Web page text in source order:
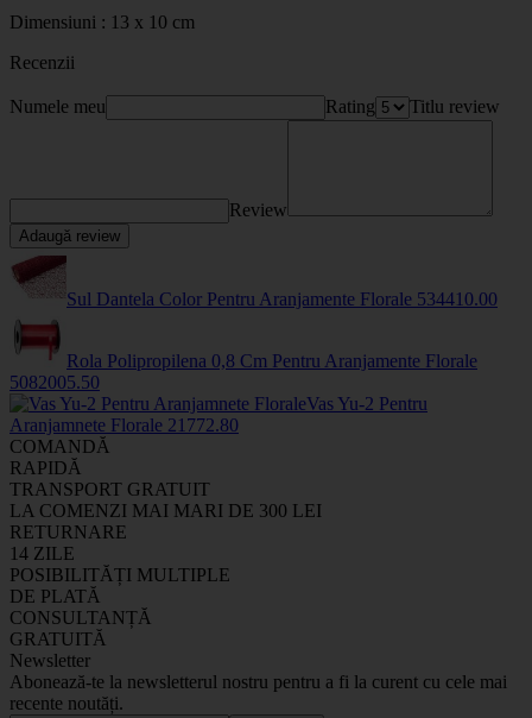
Dimensiuni : 13 x 10 cm
Recenzii
Numele meu Rating Titlu review
Review
Adaugă review
Sul Dantela Color Pentru Aranjamente Florale 534410.00
Rola Polipropilena 0,8 Cm Pentru Aranjamente Florale
5082005.50
Vas Yu-2 Pentru
Aranjamnete Florale 21772.80
COMANDĂ
RAPIDĂ
TRANSPORT GRATUIT
LA COMENZI MAI MARI DE 300 LEI
RETURNARE
14 ZILE
POSIBILITĂȚI MULTIPLE
DE PLATĂ
CONSULTANȚĂ
GRATUITĂ
Newsletter
Abonează-te la newsletterul nostru pentru a fi la curent cu cele mai
recente noutăți.